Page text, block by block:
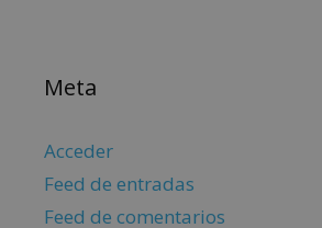
Meta
Acceder
Feed de entradas
Feed de comentarios